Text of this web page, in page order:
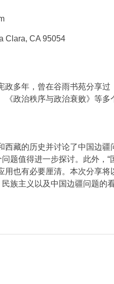
Clara, CA 95054
政多年，曾在谷雨书苑分享
政治秩序与政治衰败》等多
藏的历史并讨论了中国边疆
题值得进一步探讨。此外，“
也有必要厘清。本次分享将
族主义以及中国边疆问题的看